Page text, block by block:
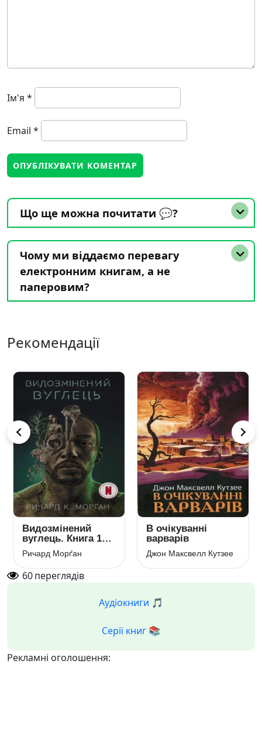
Ім'я *
Email *
Що ще можна почитати 💬?
Чому ми віддаємо перевагу
електронним книгам, а не
паперовим?
Рекомендації
Видозмінений
вуглець. Книга 1
(Такеші Ковач)
Ричард Морґан
В очікуванні
варварів
Джон Максвелл Кутзее
60переглядів
Аудіокниги 🎵
Серії книг 📚
Рекламні оголошення: